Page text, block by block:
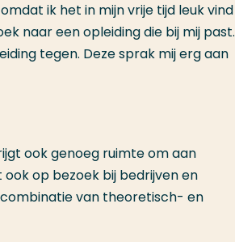
ik het in mijn vrije tijd leuk vind
naar een opleiding die bij mij past.
tegen. Deze sprak mij erg aan
ook genoeg ruimte om aan
op bezoek bij bedrijven en
van theoretisch- en